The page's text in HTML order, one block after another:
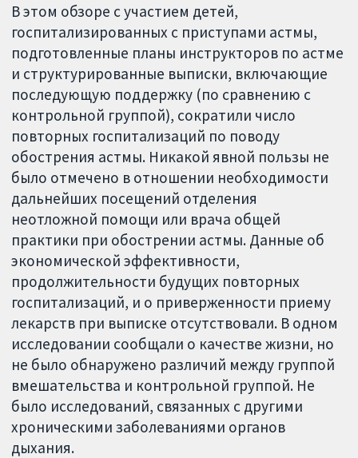
В этом обзоре с участием детей,
госпитализированных с приступами астмы,
подготовленные планы инструкторов по астме
и структурированные выписки, включающие
последующую поддержку (по сравнению с
контрольной группой), сократили число
повторных госпитализаций по поводу
обострения астмы. Никакой явной пользы не
было отмечено в отношении необходимости
дальнейших посещений отделения
неотложной помощи или врача общей
практики при обострении астмы. Данные об
экономической эффективности,
продолжительности будущих повторных
госпитализаций, и о приверженности приему
лекарств при выписке отсутствовали. В одном
исследовании сообщали о качестве жизни, но
не было обнаружено различий между группой
вмешательства и контрольной группой. Не
было исследований, связанных с другими
хроническими заболеваниями органов
дыхания.